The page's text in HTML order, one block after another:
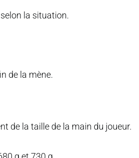
la situation.
de la mène.
de la taille de la main du joueur.